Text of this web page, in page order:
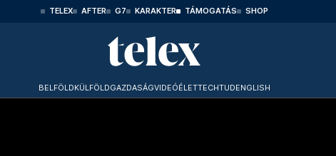
TELEX AFTER G7 KARAKTER TÁMOGATÁS SHOP
BELFÖLDKÜLFÖLDGAZDASÁGVIDEÓÉLETTECHTUDENGLISH